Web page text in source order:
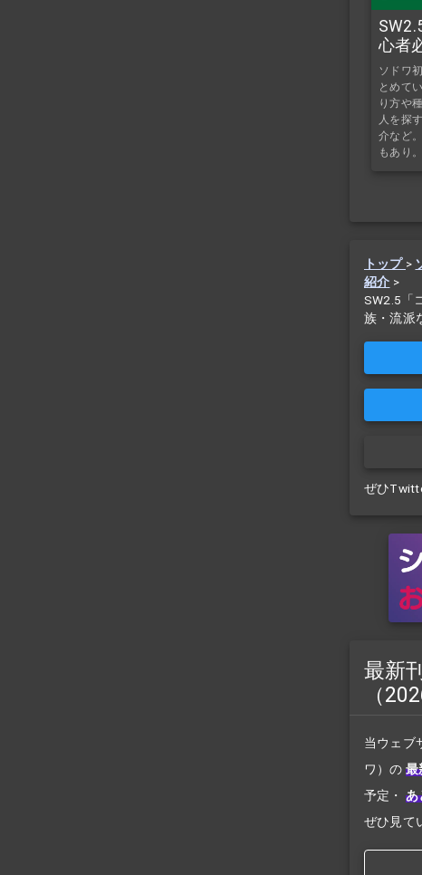
心者
ソドワ
とめて
り方や
人を探
介など
もあり
トップ >
紹介 >
SW2.5「
族・流派
ぜひ
最新
（
当ウェブ
ワ）の 最
予定・ あ
ぜひ見て